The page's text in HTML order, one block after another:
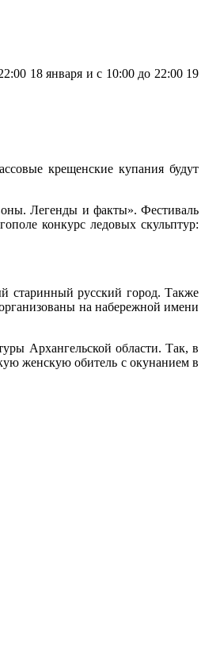
18 января и с 10:00 до 22:00 19
крещенские купания будут
Легенды и факты». Фестиваль
конкурс ледовых скульптур:
старинный русский город. Также
на набережной имени
Архангельской области. Так, в
женскую обитель с окунанием в